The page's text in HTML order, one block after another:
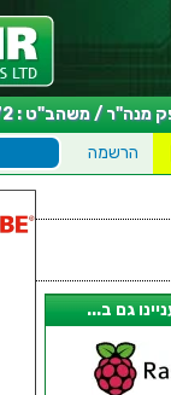
מנה"ר / משהב"ט : 083-074572
הרשמה
גם ב...